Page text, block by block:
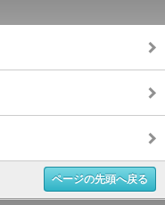
ページの先頭へ戻る